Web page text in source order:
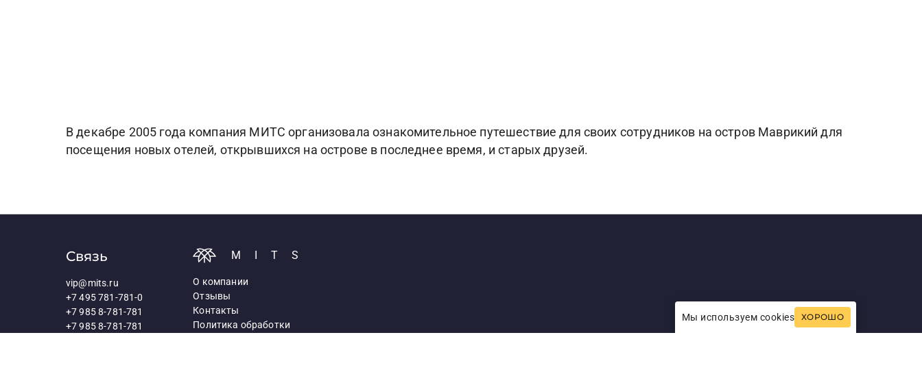
В декабре 2005 года компания МИТС организовала ознакомительное путешествие для своих сотрудников на остров Маврикий для
посещения новых отелей, открывшихся на острове в последнее время, и старых друзей.
Связь
vip@mits.ru
+7 495 781-781-0
+7 985 8-781-781
+7 985 8-781-781
MITS
О компании
Отзывы
Контакты
Политика обработки
Мы используем cookies ХОРОШО